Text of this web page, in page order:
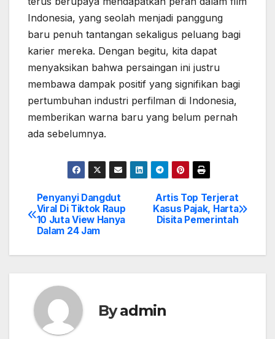
Indonesia, yang seolah menjadi panggung
baru penuh tantangan sekaligus peluang bagi
karier mereka. Dengan begitu, kita dapat
menyaksikan bahwa persaingan ini justru
membawa dampak positif yang signifikan bagi
pertumbuhan industri perfilman di Indonesia,
memberikan warna baru yang belum pernah
ada sebelumnya.
Post
navigation
Artis Top Terjerat
Kasus Pajak, Harta
Disita Pemerintah
Penyanyi Dangdut
Viral Di Tiktok Raup
10 Juta View Hanya
Dalam 24 Jam
Byadmin